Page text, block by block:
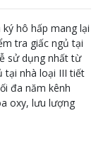
hô hấp mang lại
tra giấc ngủ tại
sử dụng nhất từ
tại nhà loại III tiết
đa năm kênh
oxy, lưu lượng